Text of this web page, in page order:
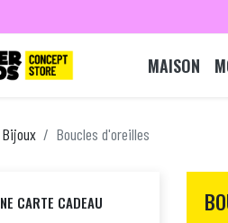
MAISON
Bijoux Boucles d'oreilles
CARTE CADEAU